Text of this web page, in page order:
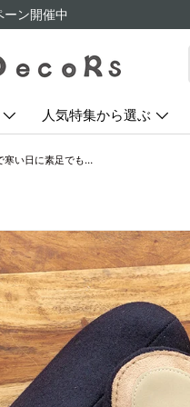
ン開催中
人気特集から選ぶ
柔らかなカラーとボアで寒い日に素足でも履ける room's Sheep ルームズシープ
でご覧になれます